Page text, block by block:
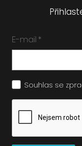
E-mail *
Souhlas se